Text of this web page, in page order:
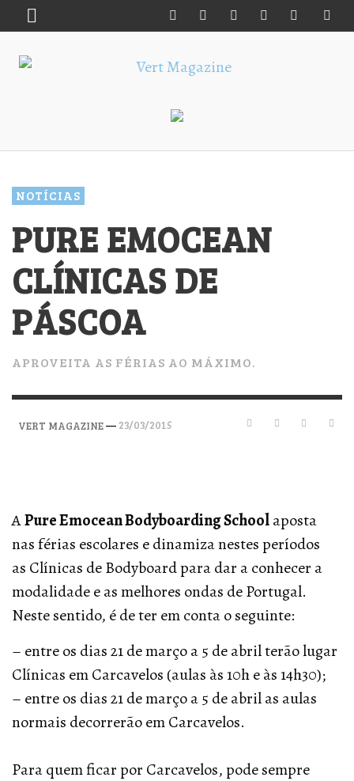
NOTÍCIAS
PURE EMOCEAN
CLÍNICAS DE
PÁSCOA
APROVEITA AS FÉRIAS AO MÁXIMO.
VERT MAGAZINE— 23/03/2015
APure Emocean Bodyboarding Schoolaposta
nas férias escolares e dinamiza nestes períodos
as Clínicas de Bodyboard para dar a conhecer a
modalidade e as melhores ondas de Portugal.
Neste sentido, é de ter em conta o seguinte:
– entre os dias 21 de março a 5 de abril terão lugar
Clínicas em Carcavelos (aulas às 10h e às 14h30);
– entre os dias 21 de março a 5 de abril as aulas
normais decorrerão em Carcavelos.
Para quem ficar por Carcavelos, pode sempre